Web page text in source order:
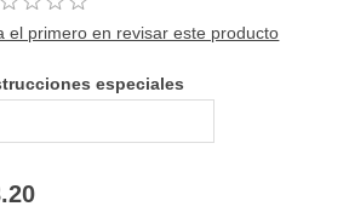
el primero en revisar este producto
especiales